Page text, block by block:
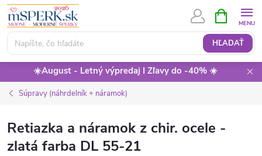
Prejsť
obsah
HĽADAŤ
KOŠÍK
☀️August - Letný výpredaj I Zľavy do -40% ☀️
Súpravy (náhrdelník + náramok)
Retiazka a náramok z chir. ocele -
zlatá farba DL 55-21